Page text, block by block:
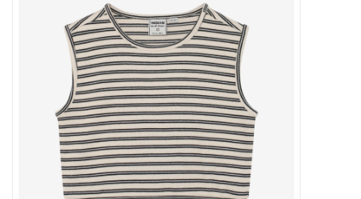
Schoenen en Tassen
Cadeaubonnen